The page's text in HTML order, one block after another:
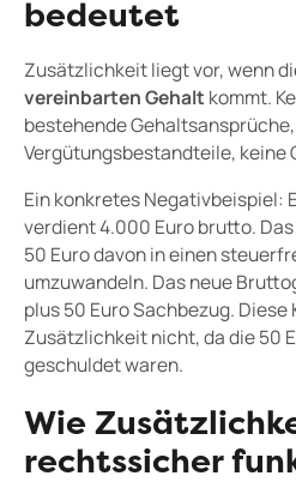
bedeutet
Zusätzlichkeit liegt vor, wenn
vereinbarten Gehalt kommt.
bestehende
Vergütungsbestandteile, keine
Ein konkretes Negativbeispiel:
verdient 4.000 Euro brutto.
50 Euro davon in einen
umzuwandeln. Das neue
plus 50 Euro Sachbezug.
Zusätzlichkeit nicht, da die 50
geschuldet waren.
Wie
rechtssicher